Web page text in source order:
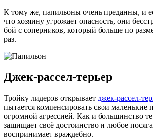
К тому же, папильоны очень преданны, и
что хозяину угрожает опасность, они
бой с соперников, который больше по
раз.
Джек-рассел-терьер
Тройку лидеров открывает джек-рассел-
пытается компенсировать свои маленькие
огромной агрессией. Как и большинство
защищает своё достоинство и любое
воспринимает враждебно.